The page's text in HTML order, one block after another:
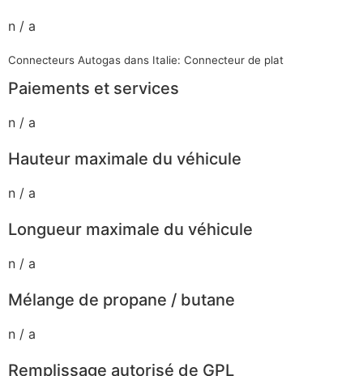
n / a
Connecteurs Autogas dans Italie: Connecteur de plat
Paiements et services
n / a
Hauteur maximale du véhicule
n / a
Longueur maximale du véhicule
n / a
Mélange de propane / butane
n / a
Remplissage autorisé de GPL